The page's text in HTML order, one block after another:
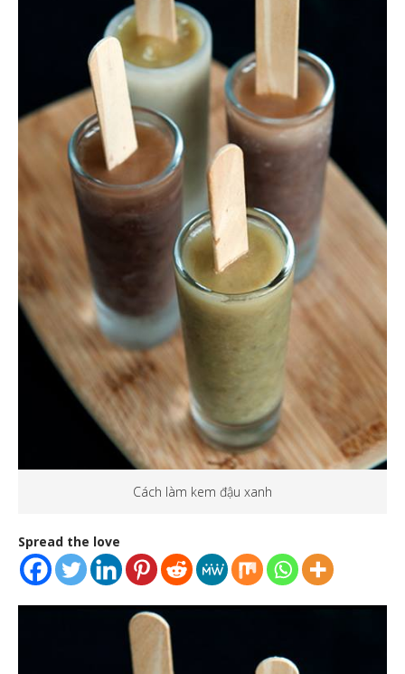
Cách làm kem đậu xanh
Spread the love